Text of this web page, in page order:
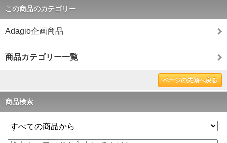
この商品のカテゴリー
Adagio企画商品
商品カテゴリー一覧
ページの先頭へ戻る
商品検索